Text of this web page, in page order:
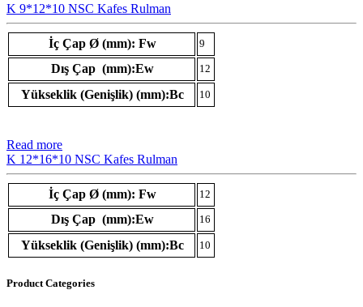
K 9*12*10 NSC Kafes Rulman
İç Çap Ø (mm): Fw 9
Dış Çap (mm):Ew 12
Yükseklik (Genişlik) (mm):Bc 10
Read more
K 12*16*10 NSC Kafes Rulman
İç Çap Ø (mm): Fw 12
Dış Çap (mm):Ew 16
Yükseklik (Genişlik) (mm):Bc 10
Product Categories